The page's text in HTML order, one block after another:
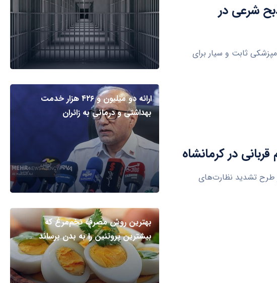
ذبح شرعی در
آذربایجان شرقی از فعالیت ۸۸ اکیپ دامپزشکی ثابت و سیار برای
طرح تشدید نظارت‌های
ارائه دو میلیون و ۴۲۶ هزار خدمت
بهداشتی و درمانی به زائران
بهترین روش مصرف تخم‌مرغ که
بیشترین پروتئین را به بدن برساند